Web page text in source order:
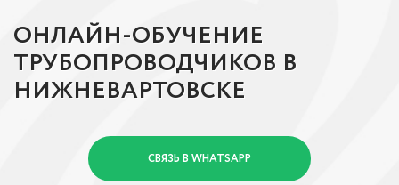
ОНЛАЙН-ОБУЧЕНИЕ
ТРУБОПРОВОДЧИКОВ В
НИЖНЕВАРТОВСКЕ
СВЯЗЬ В WHATSAPP